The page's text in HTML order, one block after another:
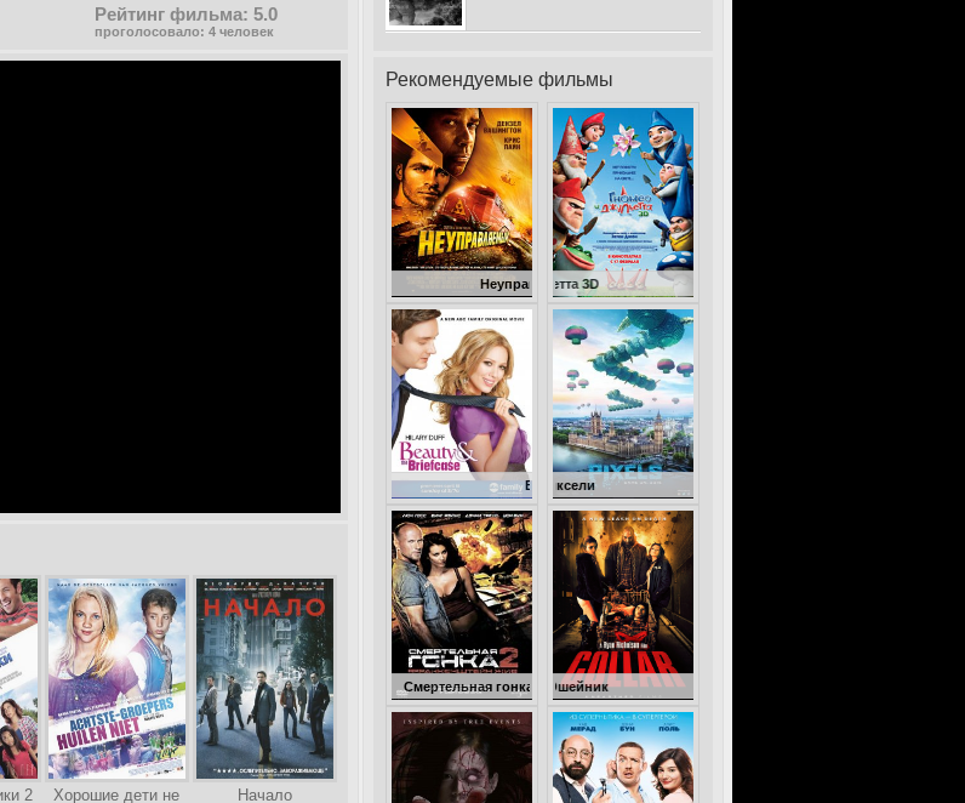
Рейтинг фильма: 5.0
проголосовало: 4 человек
2 Хорошие дети не Начало
Рекомендуемые фильмы
Неуправляемый Гномео и Джульетта 3D
Бизнес ради любви Пиксели
Смертельная гонка 2: Франкенштейн жив Ошейник